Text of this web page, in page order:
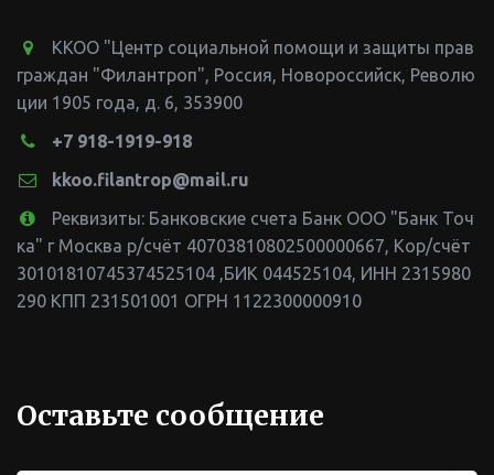
ККОО "Центр социальной помощи и защиты прав
граждан "Филантроп", Россия, Новороссийск, Револю
ции 1905 года, д. 6, 353900
+7 918-1919-918
kkoo.filantrop@mail.ru
Реквизиты: Банковские счета Банк ООО "Банк Точ
ка" г Москва р/счёт 40703810802500000667, Кор/счёт
30101810745374525104 ,БИК 044525104, ИНН 2315980
290 КПП 231501001 ОГРН 1122300000910
Оставьте сообщение